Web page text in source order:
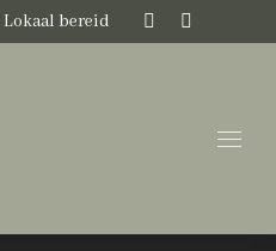
Lokaal bereid
Instagram
new